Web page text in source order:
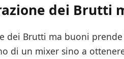
dei Brutti
dei Brutti ma buoni
di un mixer sino a